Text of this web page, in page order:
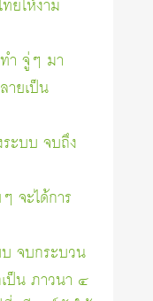
ยให้งาม
ำ จู่ๆ มา
ายเป็น
ะบบ จบถึง
จะได้การ
จบกระบวน
ป็น ภาวนา ๔